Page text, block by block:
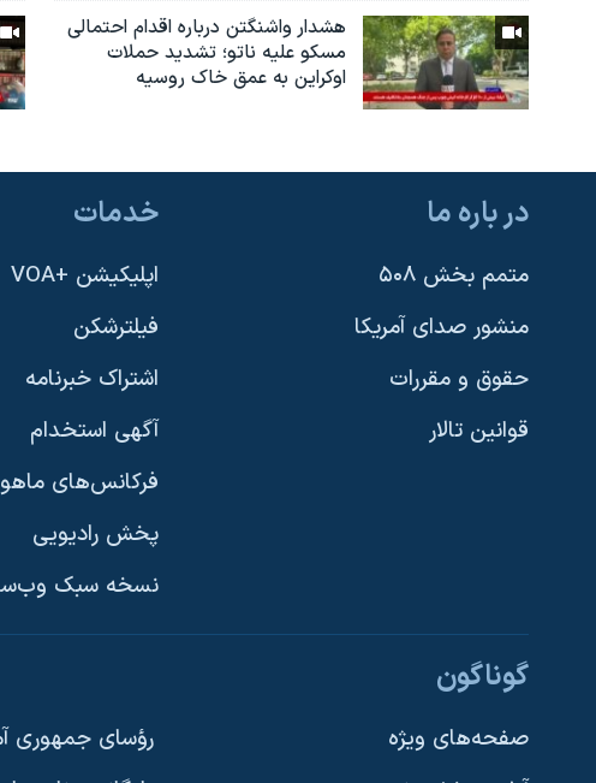
دنبال کنید
هشدار واشنگتن درباره اقدام احتمالی
مسکو علیه ناتو؛ تشدید حملات
اوکراین به عمق خاک روسیه
در باره ما
متمم بخش ۵۰۸
منشور صدای آمریکا
حقوق و مقررات
قوانین تالار
خدمات
اپلیکیشن +VOA
فیلترشکن
اشتراک خبرنامه
آگهی استخدام
فرکانس‌های
پخش رادیویی
نسخه سبک
گوناگون
صفحه‌های ویژه
رؤسای جمهوری